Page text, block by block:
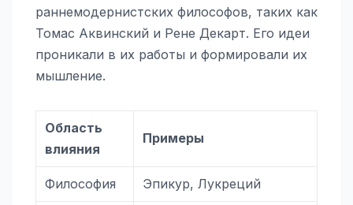
раннемодернистских философов, таких как
Томас Аквинский и Рене Декарт. Его идеи
проникали в их работы и формировали их
мышление.
Область
влияния
Примеры
Философия Эпикур, Лукреций